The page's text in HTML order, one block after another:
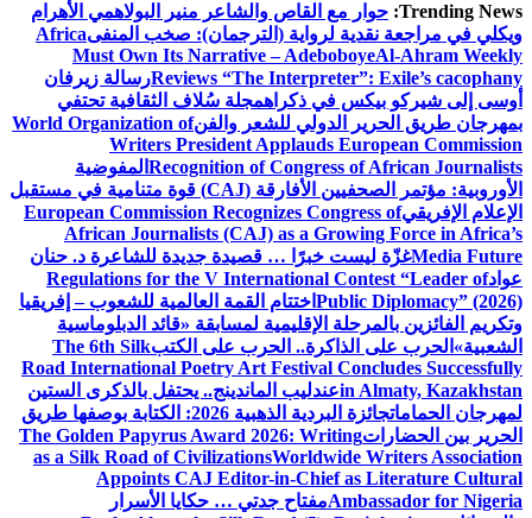
Trending News: حوار مع القاص والشاعر منير البولاهمي الأهرام
ويكلي في مراجعة نقدية لرواية (الترجمان): صخب المنفىAfrica
Must Own Its Narrative – AdeboboyeAl-Ahram Weekly
Reviews “The Interpreter”: Exile’s cacophanyرسالة زيرفان
أوسى إلى شيركو بيكس في ذكراهمجلة سُلاف الثقافية تحتفي
بمهرجان طريق الحرير الدولي للشعر والفنWorld Organization of
Writers President Applauds European Commission
Recognition of Congress of African Journalists المفوضية
الأوروبية: مؤتمر الصحفيين الأفارقة (CAJ) قوة متنامية في مستقبل
الإعلام الإفريقيEuropean Commission Recognizes Congress of
African Journalists (CAJ) as a Growing Force in Africa’s
Media Futureغزّة ليست خبرًا … قصيدة جديدة للشاعرة د. حنان
عوادRegulations for the V International Contest “Leader of
Public Diplomacy” (2026) اختتام القمة العالمية للشعوب – إفريقيا
وتكريم الفائزين بالمرحلة الإقليمية لمسابقة «قائد الدبلوماسية
الشعبية» الحرب على الذاكرة.. الحرب على الكتبThe 6th Silk
Road International Poetry Art Festival Concludes Successfully
in Almaty, Kazakhstanعندليب الماندينج.. يحتفل بالذكرى الستين
لمهرجان الحمامات
جائزة البردية الذهبية 2026: الكتابة بوصفها طريق
الحرير بين الحضاراتThe Golden Papyrus Award 2026: Writing
as a Silk Road of CivilizationsWorldwide Writers Association
Appoints CAJ Editor-in-Chief as Literature Cultural
Ambassador for Nigeriaمفتاح جدتي … حكايا الأسرار